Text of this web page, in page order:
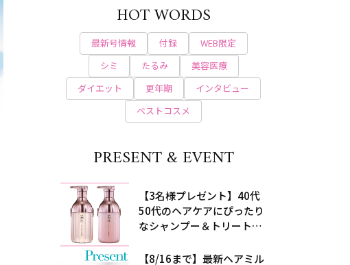
HOT WORDS
最新号情報 付録
WEB限定
シミ
たるみ
美容医療
ダイエット
更年期
インタビュー
ベストコスメ
PRESENT & EVENT
【3名様プレゼント】40代
50代のヘアケアにぴったり
なシャンプー＆トリートメ
処！
【8/16まで】最新ヘアミル